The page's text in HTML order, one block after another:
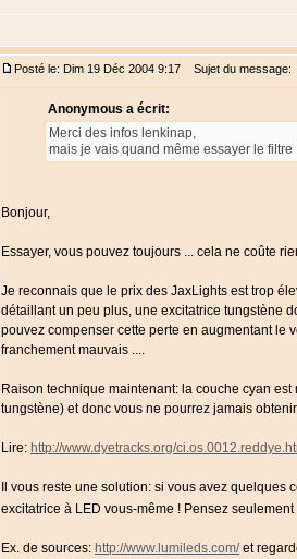
Posté le: Dim 19 Déc 2004 9:17 Sujet du message:
Anonymous a écrit:
Merci des infos lenkinap,
mais je vais quand même essayer le
Bonjour,
Essayer, vous pouvez toujours ... cela ne coûte
Je reconnais que le prix des JaxLights est trop
détaillant un peu plus, une excitatrice tungstène
pouvez compenser cette perte en augmentant le
franchement mauvais ....
Raison technique maintenant: la couche cyan
tungstène) et donc vous ne pourrez jamais
Lire: http://www.dyetracks.org/
Il vous reste une solution: si vous avez
excitatrice à LED vous-même ! Pensez
Ex. de sources: http://www.lumileds.com/et